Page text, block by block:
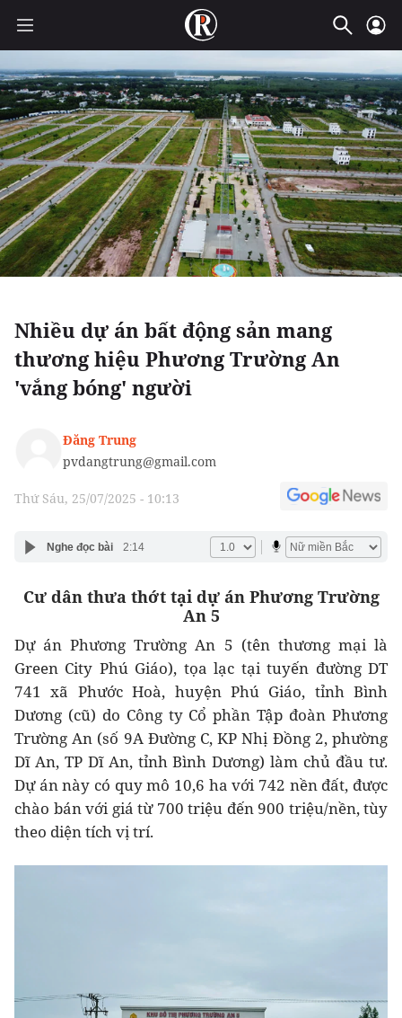
Nhiều dự án bất động sản mang
thương hiệu Phương Trường An
'vắng bóng' người
Đăng Trung
pvdangtrung@gmail.com
Thứ Sáu, 25/07/2025 - 10:13
Nghe đọc bài 2:14
Cư dân thưa thớt tại dự án Phương Trường
An 5
Dự án Phương Trường An 5 (tên thương mại là
Green City Phú Giáo), tọa lạc tại tuyến đường DT
741 xã Phước Hoà, huyện Phú Giáo, tỉnh Bình
Dương (cũ) do Công ty Cổ phần Tập đoàn Phương
Trường An (số 9A Đường C, KP Nhị Đồng 2, phường
Dĩ An, TP Dĩ An, tỉnh Bình Dương) làm chủ đầu tư.
Dự án này có quy mô 10,6 ha với 742 nền đất, được
chào bán với giá từ 700 triệu đến 900 triệu/nền, tùy
theo diện tích vị trí.